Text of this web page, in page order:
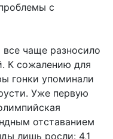
с
чаще разносило
К сожалению для
гонки упоминали
Уже первую
отставанием
лишь росли: 4,1